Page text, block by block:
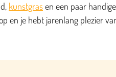
kunstgrasen een paar
en je hebt jarenlang plezier